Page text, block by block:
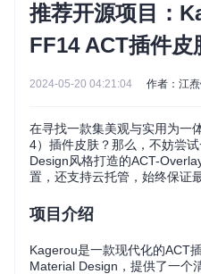
推荐开源项目：
FF14 ACT插件皮
2024-05-20 04:21:04 作者：江
在寻找一款集美观与实用为一
4）插件皮肤？那么，不妨尝
Design风格打造的ACT-
置，还支持云托管，始终保证
项目介绍
Kagerou是一款现代化的ACT
Material Design，提供了一个